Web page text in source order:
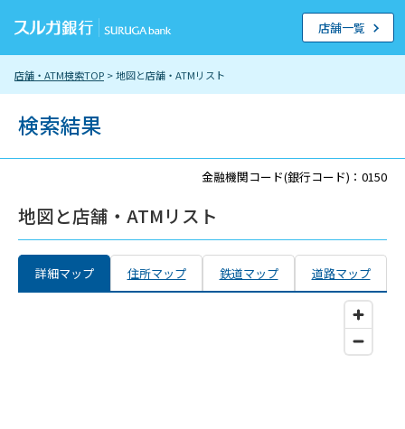
店舗・ATM検索TOP > 地図と店舗・ATMリスト
店舗一覧
検索結果
金融機関コード(銀行コード)：0150
地図と店舗・ATMリスト
詳細マップ 住所マップ 鉄道マップ 道路マップ